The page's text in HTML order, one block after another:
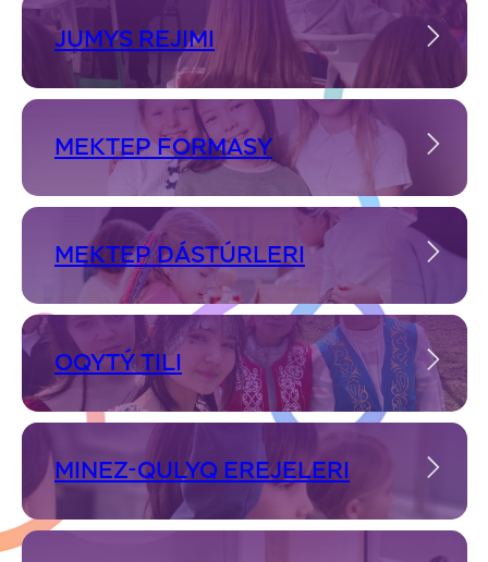
JUMYS REJIMI
MEKTEP FORMASY
MEKTEP DÁSTÚRLERI
OQYTÝ TILI
MINEZ-QULYQ EREJELERI